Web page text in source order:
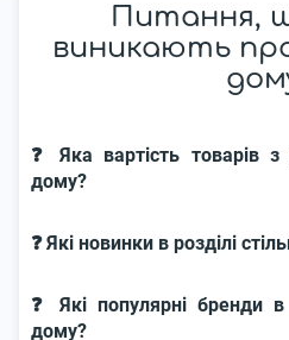
Питання,
виникають
❓ Яка вартість товарів з
дому?
❓ Які новинки в розділі
❓ Які популярні бренди в
дому?